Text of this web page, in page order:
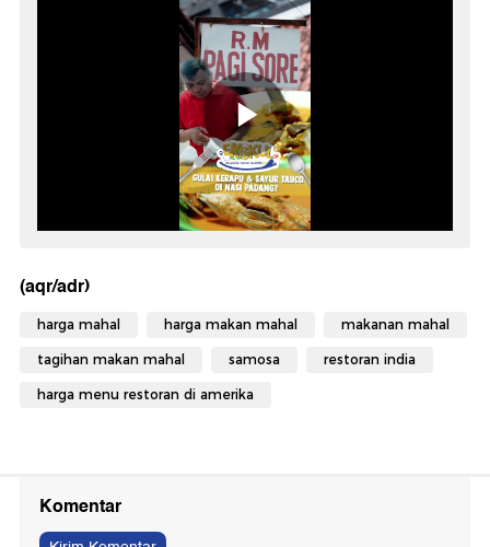
(aqr/adr)
harga mahal harga makan mahal makanan mahal
tagihan makan mahal samosa restoran india
harga menu restoran di amerika
Komentar